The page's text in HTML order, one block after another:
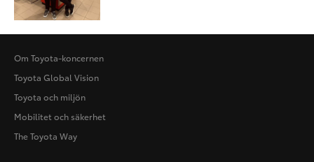
Om Toyota-koncernen
Toyota Global Vision
Toyota och miljön
Mobilitet och säkerhet
The Toyota Way